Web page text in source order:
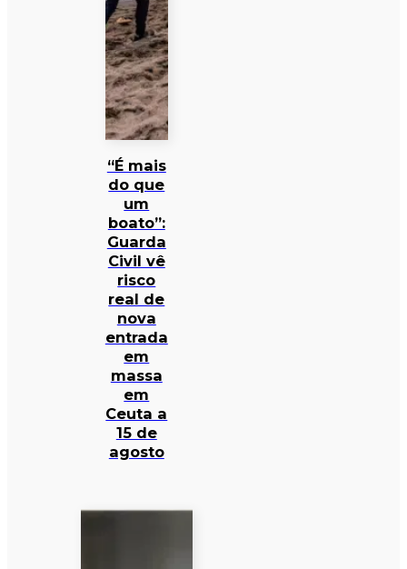
“É mais
do que
um
boato”:
Guarda
Civil vê
risco
real de
nova
entrada
em
massa
em
Ceuta a
15 de
agosto